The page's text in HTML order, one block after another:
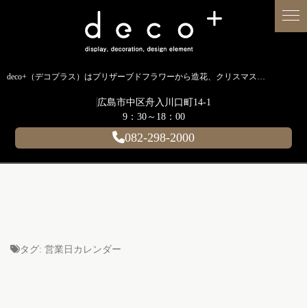
deco+（デコプラス）はプリザーブドフラワーから造花、クリスマス装飾、イルミネーションに至るまで扱う広島のディスプレイ専門ショップです。
広島市中区舟入川口町14-1
9：30～18：00
082-298-2000
タグ: 営業日カレンダー